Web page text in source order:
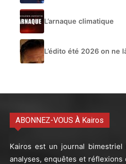
L’arnaque climatique
L’édito été 2026 on ne
ABONNEZ-VOUS À Kairos
Kairos est un journal bimestriel
analyses, enquêtes et